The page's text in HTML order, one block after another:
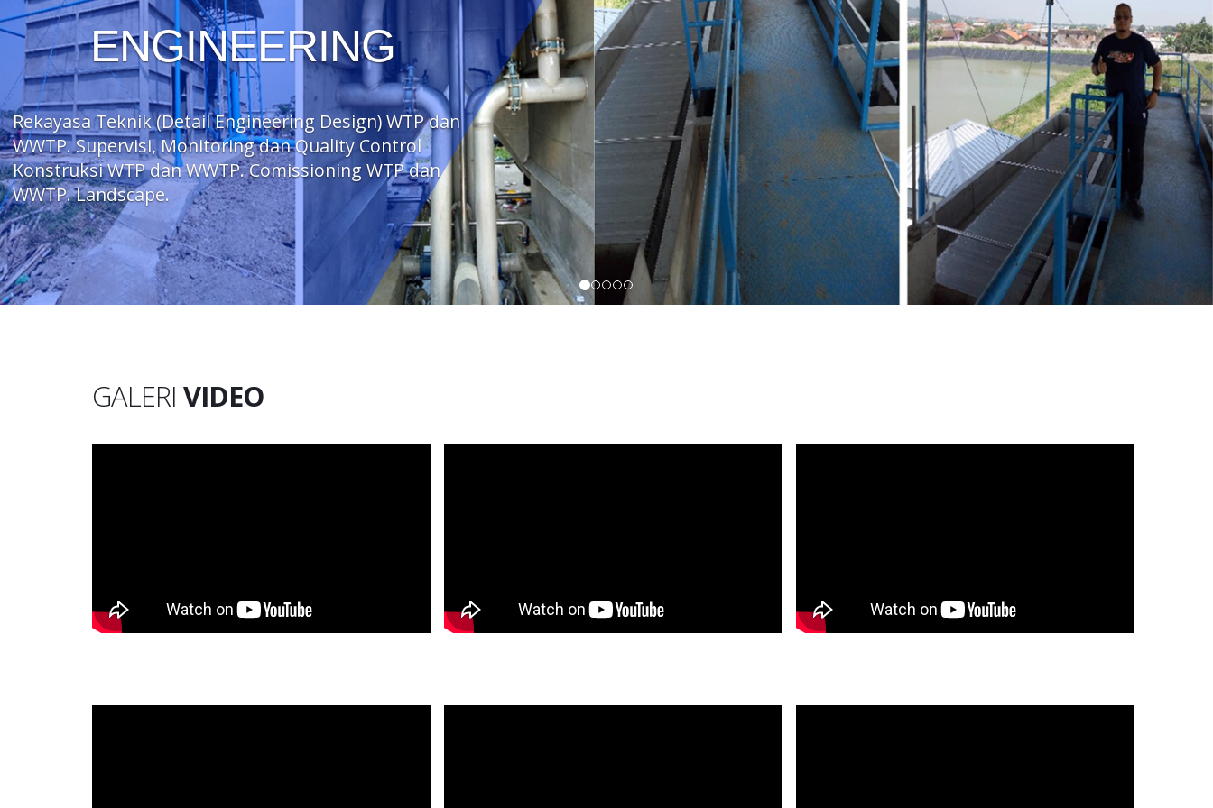
ENGINEERING
Rekayasa Teknik (Detail Engineering Design) WTP dan
WWTP. Supervisi, Monitoring dan Quality Control
Konstruksi WTP dan WWTP. Comissioning WTP dan
WWTP. Landscape.
GALERI VIDEO